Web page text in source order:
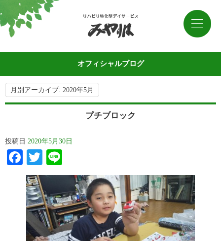
オフィシャルブログ
月別アーカイブ: 2020年5月
プチブロック
投稿日 2020年5月30日
Facebook
Twitter